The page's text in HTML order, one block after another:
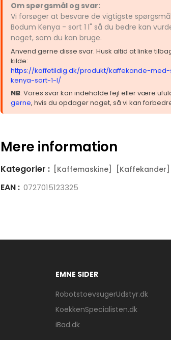
Om spørgsmål og svar:
Vi forsøger at besvare de vigtigste
Bodum Kenya - sort 1 l" så du bedre kan
noget, som du kan bruge.
Anvend gerne disse svar. Husk altid at linke
kilde:
https://kaffetildig.dk/produkt/kaffekande-
kenya-sort-1-l/
NB: Vores svar kan indeholde fejl eller være
gerne, hvis du opdager noget, så vi kan
Mere information
Kategorier : [Kaffemaskine] [Kaffekander]
EAN : 0727015123325
EMNE SIDER
RobotstoevsugerUdstyr.dk
KoekkenSpecialisten.dk
iBad.dk